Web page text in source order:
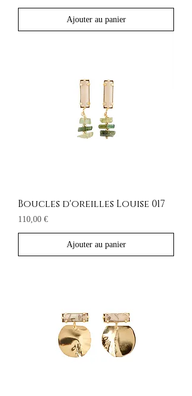
Ajouter au panier
Boucles d'oreilles Louise 017
Prix
110,00 €
Ajouter au panier